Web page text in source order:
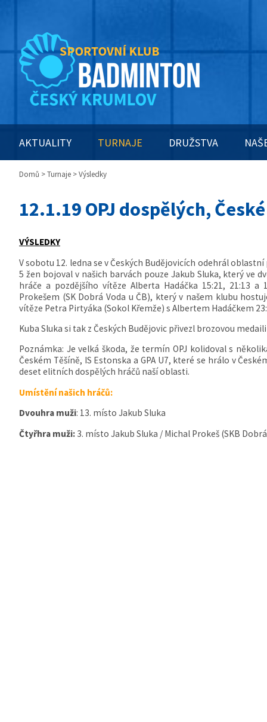
AKTUALITY TURNAJE DRUŽSTVA
Domů >Turnaje > Výsledky
12.1.19 OPJ dospělých,
VÝSLEDKY
V sobotu 12. ledna se v Českých Budějovicích odehrál
5 žen bojoval v našich barvách pouze Jakub Sluka, který ve
hráče a pozdějšího vítěze Alberta Hadáčka 15:21, 21:13
Prokešem (SK Dobrá Voda u ČB), který v našem klubu
vítěze Petra Pirtyáka (Sokol Křemže) s Albertem Hadáčkem
Kuba Sluka si tak z Českých Budějovic přivezl brozovou
Poznámka: Je velká škoda, že termín OPJ kolidoval s
Českém Těšíně, IS Estonska a GPA U7, které se hrálo v
deset elitních dospělých hráčů naší oblasti.
Umístění našich hráčů:
Dvouhra muži: 13. místo Jakub Sluka
Čtyřhra muži: 3. místo Jakub Sluka / Michal Prokeš (SKB